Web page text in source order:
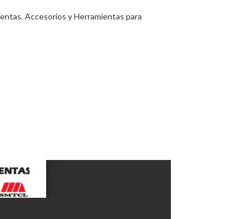
, Accesorios y Herramientas para